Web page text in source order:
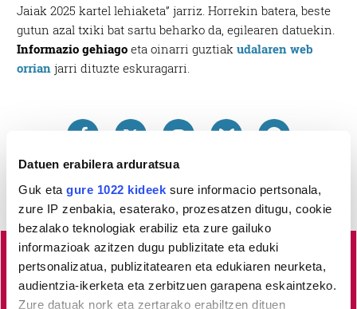
Datuen erabilera arduratsua
Guk eta gure 1022 kideek sure informacio pertsonala,
zure IP zenbakia, esaterako, prozesatzen ditugu, cookie
bezalako teknologiak erabiliz eta zure gailuko
informazioak azitzen dugu publizitate eta eduki
pertsonalizatua, publizitatearen eta edukiaren neurketa,
audientzia-ikerketa eta zerbitzuen garapena eskaintzeko.
Zure datuak nork eta zertarako erabiltzen dituen
Jaiak 2025 kartel lehiaketa” jarriz. Horrekin batera, beste
gutun azal txiki bat sartu beharko da, egilearen datuekin.
Informazio gehiago eta oinarri guztiakudalaren web
orrian jarri dituzte eskuragarri.
Lea-Artibai eta Mutrikukoalbisteak euskaraz, libre eta
Horretarako zure babesa